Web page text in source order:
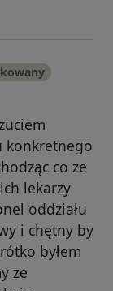
konkretnego
co ze
lekarzy
oddziału
i chętny by
byłem
ze